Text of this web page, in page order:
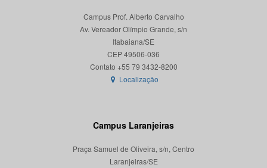
Campus Prof. Alberto Carvalho
Av. Vereador Olímpio Grande, s/n
Itabaiana/SE
CEP 49506-036
Localização
Campus Laranjeiras
Praça Samuel de Oliveira, s/n, Centro
Laranjeiras/SE